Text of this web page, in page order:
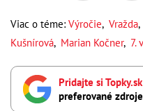
Viac o téme: Výročie, Vražda,
Kušnírová, Marian Kočner, 7.
Pridajte si Topky.sk
preferované